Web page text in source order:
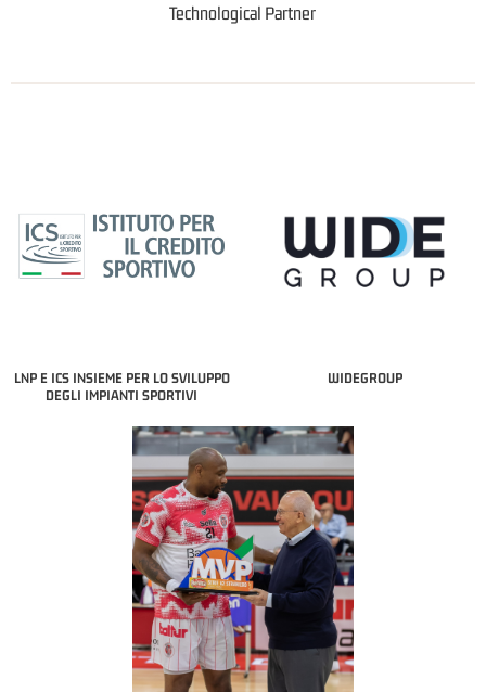
Technological Partner
LNP E ICS INSIEME PER LO SVILUPPO
DEGLI IMPIANTI SPORTIVI
WIDEGROUP